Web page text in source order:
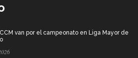
van por el campeonato en Liga Mayor de